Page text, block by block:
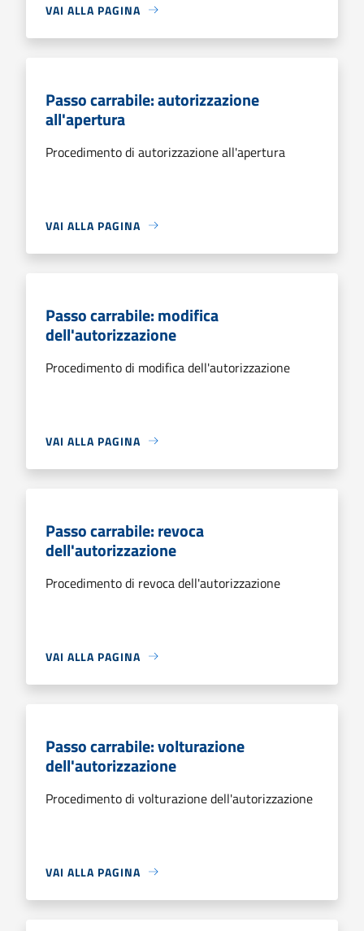
VAI ALLA PAGINA
Passo carrabile: autorizzazione
all'apertura
Procedimento di autorizzazione all'apertura
VAI ALLA PAGINA
Passo carrabile: modifica
dell'autorizzazione
Procedimento di modifica dell'autorizzazione
VAI ALLA PAGINA
Passo carrabile: revoca
dell'autorizzazione
Procedimento di revoca dell'autorizzazione
VAI ALLA PAGINA
Passo carrabile: volturazione
dell'autorizzazione
Procedimento di volturazione dell'autorizzazione
VAI ALLA PAGINA